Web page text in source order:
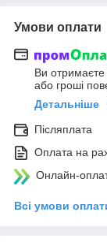
Умови оплати
Ви
або гроші
Детальніше
Післяплата
Оплата на
Онлайн-
Всі умови